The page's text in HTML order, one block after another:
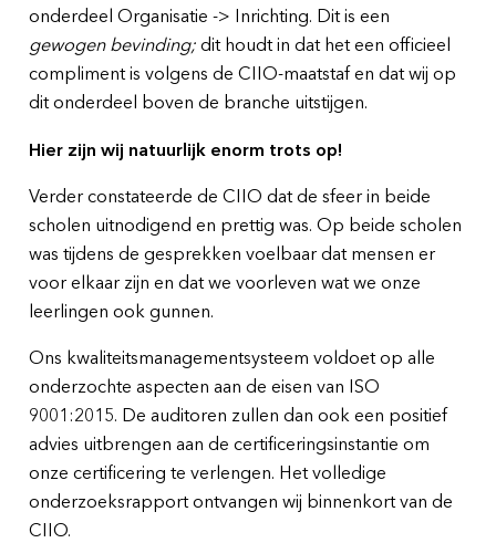
onderdeel Organisatie -> Inrichting. Dit is een
gewogen bevinding;dit houdt in dat het een officieel
compliment is volgens de CIIO-maatstaf en dat wij op
dit onderdeel boven de branche uitstijgen.
Hier zijn wij natuurlijk enorm trots op!
Verder constateerde de CIIO dat de sfeer in beide
scholen uitnodigend en prettig was. Op beide scholen
was tijdens de gesprekken voelbaar dat mensen er
voor elkaar zijn en dat we voorleven wat we onze
leerlingen ook gunnen.
Ons kwaliteitsmanagementsysteem voldoet op alle
onderzochte aspecten aan de eisen van ISO
9001:2015. De auditoren zullen dan ook een positief
advies uitbrengen aan de certificeringsinstantie om
onze certificering te verlengen. Het volledige
onderzoeksrapport ontvangen wij binnenkort van de
CIIO.